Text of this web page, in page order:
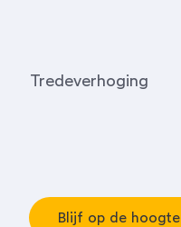
Tredeverhoging
Blijf op de hoogte